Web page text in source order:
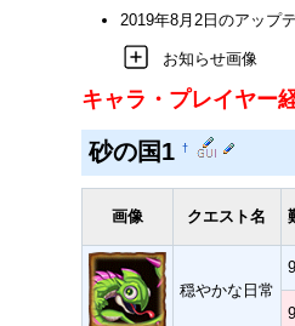
2019年8月2日のアップ
お知らせ画像
キャラ・プレイヤー
砂の国1 †
画像 クエスト名
穏やかな日常